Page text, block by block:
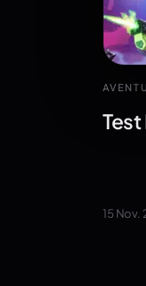
15 Nov.